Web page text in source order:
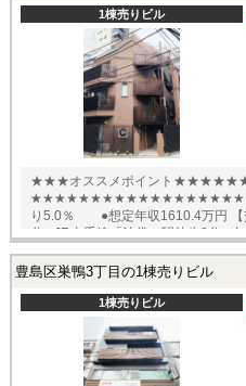
1棟売りビル
★★★オススメポイント★★★★★★★★★★★★★ ●
★★★★★★★★★★★★★★★★★★★★★★★★ 【利回
り5.0％ ●想定年収1610.4万円 【交通】 ●副都心線「池袋」駅徒歩6
分 ●JR山手線「池袋」駅徒歩8分 ●丸ノ内線「池袋」駅徒歩8分
豊島区巣鴨3丁目の1棟売りビル
1棟売りビル